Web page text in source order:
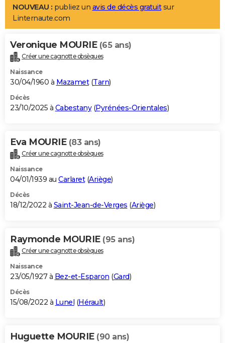
LIFESTYLE
Art de vivre
Bien-être
Loisirs
Mode
Modes de vie
Alimentation
Guide de la santé
Maladies
Médicaments
Sommeil
VOYAGE
Destinations
City break
Voyage nature
Voyage de noces
Forum
Climat
+PHOTO
GUIDES D'ACHAT
BONS PLANS
Carte de Noël
Carte Bonne année
Carte Saint-Valentin
Carte Pâques
Carte d'anniversaire
DICTIONNAIRE
Dictionnaire
Biographies
Citations
Expressions
Proverbes
PROGRAMME TV
S'inscrire
Se connecter
Lycées
Collèges
Primaires
Universités
Entreprises
Service militaire
Avis de recherche
AVIS DE DÉCÈS
Bricolage
Lifestyle
Culture
Sport
Auto
Television
Voyage
Cinema
NOUVEAU : publiez un avis de décès gratuitsur
Linternaute.com
Veronique MOURIE (65 ans)
Créer une cagnotte obsèques
Naissance
30/04/1960 à Mazamet(Tarn)
Décès
23/10/2025 à Cabestany(Pyrénées-Orientales)
Eva MOURIE (83 ans)
Créer une cagnotte obsèques
Naissance
04/01/1939 au Carlaret(Ariège)
Décès
18/12/2022 à Saint-Jean-de-Verges (Ariège)
Raymonde MOURIE (95 ans)
Créer une cagnotte obsèques
Naissance
23/05/1927 à Bez-et-Esparon (Gard)
Décès
15/08/2022 à Lunel (Hérault)
Huguette MOURIE (90 ans)